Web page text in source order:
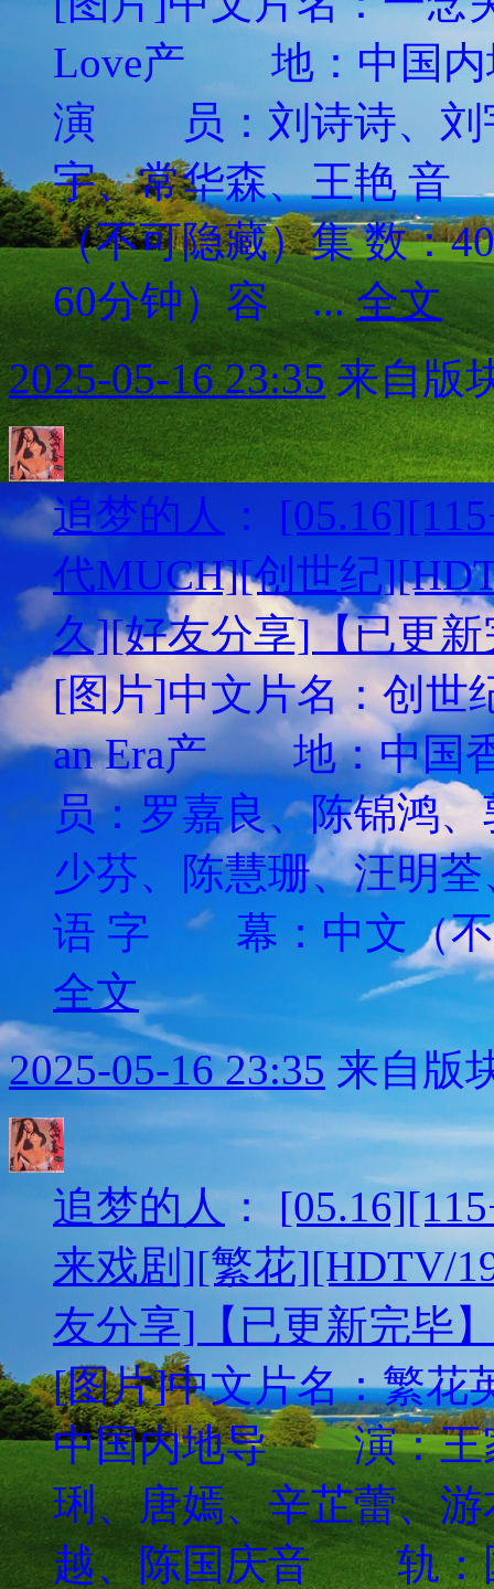
Love产 地：中国
演 员：刘诗诗、刘
宇、常华森、王艳
（不可隐藏）集 数：
60分钟）容 ...全文
2025-05-16 23:35来自版
追梦的人 ：
代MUCH][创世纪
久][好友分享]【已更新
[图片]中文片名：创世
an Era产 地：中
员：罗嘉良、陈锦鸿
少芬、陈慧珊、汪明
语 字 幕：中文（不
全文
2025-05-16 23:35来自版
追梦的人 ：
来戏剧][繁花][HDTV/
友分享]【已更新完毕
[图片]中文片名：繁
中国内地导 演：王
琍、唐嫣、辛芷蕾、
越、陈国庆音 轨：